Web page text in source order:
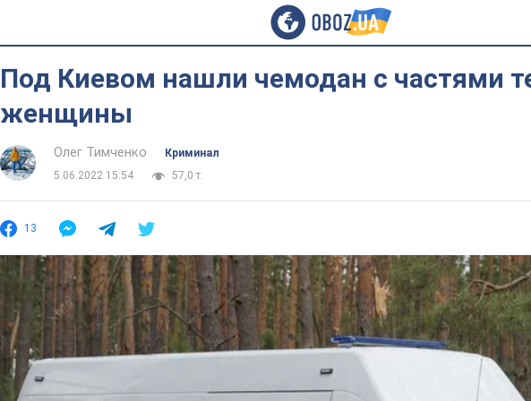
Под Киевом нашли чемодан с частями
женщины
Олег Тимченко
Криминал
5.06.2022 15:54
57,0 т.
13